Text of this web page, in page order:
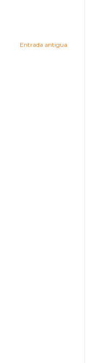
Entrada antigua